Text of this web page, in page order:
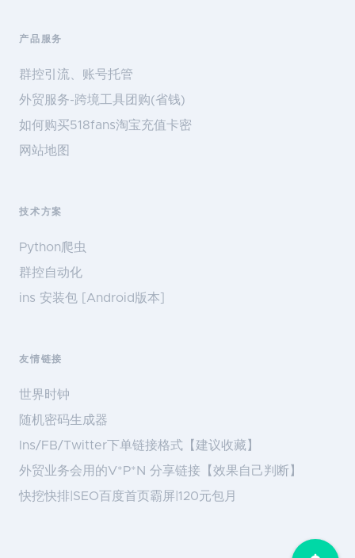
产品服务
群控引流、账号托管
外贸服务-跨境工具团购(省钱)
如何购买518fans淘宝充值卡密
网站地图
技术方案
Python爬虫
群控自动化
ins 安装包 [Android版本]
友情链接
世界时钟
随机密码生成器
Ins/FB/Twitter下单链接格式【建议收藏】
外贸业务会用的V*P*N 分享链接【效果自己判断】
快挖快排|SEO百度首页霸屏|120元包月